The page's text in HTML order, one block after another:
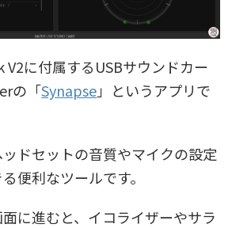
V2に付属するUSBサウンドカー
の「Synapse」というアプリで
ドセットの音質やマイクの設定
便利なツールです。
に進むと、イコライザーやサラ